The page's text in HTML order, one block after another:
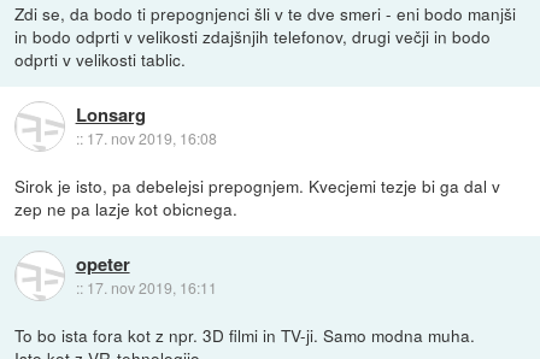
Zdi se, da bodo ti prepognjenci šli v te dve smeri - eni bodo manjši
in bodo odprti v velikosti zdajšnjih telefonov, drugi večji in bodo
odprti v velikosti tablic.
Lonsarg
:: 17. nov 2019, 16:08
Sirok je isto, pa debelejsi prepognjem. Kvecjemi tezje bi ga dal v
zep ne pa lazje kot obicnega.
opeter
:: 17. nov 2019, 16:11
To bo ista fora kot z npr. 3D filmi in TV-ji. Samo modna muha.